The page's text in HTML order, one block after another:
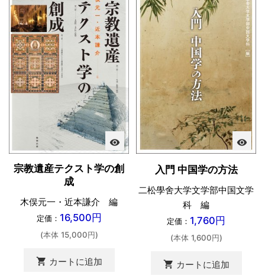
visibility
宗教遺産テクスト学の創
成
木俣元一・近本謙介 編
定価： 16,500円
(本体 15,000円)
shopping_cart カートに追加
visibility
入門 中国学の方法
二松學舍大学文学部中国文学
科 編
定価： 1,760円
(本体 1,600円)
shopping_cart カートに追加